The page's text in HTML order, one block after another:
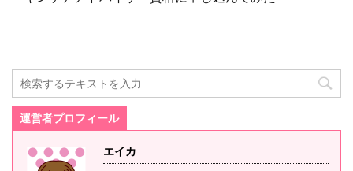
運営者プロフィール
エイカ